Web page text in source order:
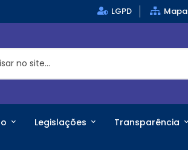
LGPD
Legislações Transparência